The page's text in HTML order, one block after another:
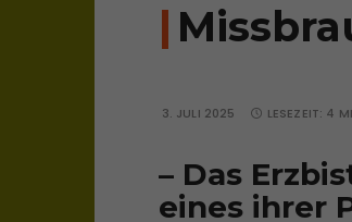
3. JULI 2025 LESEZEIT: 4
– Das
eines ihrer